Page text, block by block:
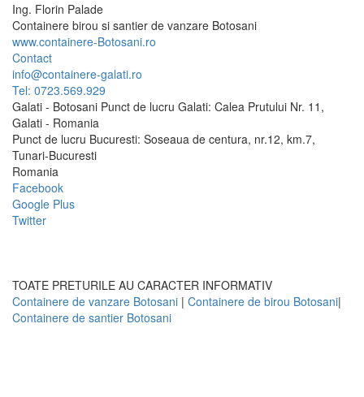
Ing. Florin Palade
Containere birou si santier de vanzare Botosani
www.containere-Botosani.ro
Contact
info@containere-galati.ro
Tel: 0723.569.929
Galati - Botosani Punct de lucru Galati: Calea Prutului Nr. 11,
Galati - Romania
Punct de lucru Bucuresti: Soseaua de centura, nr.12, km.7,
Tunari-Bucuresti
Romania
Facebook
Google Plus
Twitter
TOATE PRETURILE AU CARACTER INFORMATIV
Containere de vanzare Botosani | Containere de birou Botosani|
Containere de santier Botosani